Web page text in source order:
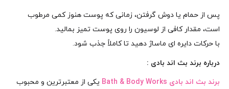
پس از حمام یا دوش گرفتن، زمانی که پوست هنوز کمی مرطوب
است، مقدار کافی از لوسیون را روی پوست تمیز بمالید.
با حرکات دایره‌ ای ماساژ دهید تا کاملاً جذب شود.
درباره برند بث اند بادی :
برند بث اند بادی Bath & Body Works
یکی از معتبرترین و محبوب‌